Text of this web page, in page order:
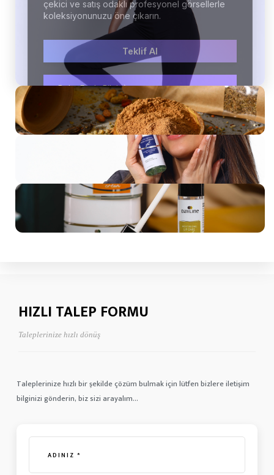
çekici ve satış odaklı profesyonel görsellerle
koleksiyonunuzu öne çıkarın.
Teklif Al
Daha Fazla Bilgi
Gastronomi Çekimi
Teklif Al
Sosyal Medya Çekimi
Teklif AL
Konsept Ürün Çekimi
Teklif Al
HIZLI TALEP FORMU
Taleplerinize hızlı dönüş
Taleplerinize hızlı bir şekilde çözüm bulmak için lütfen bizlere iletişim
bilginizi gönderin, biz sizi arayalım...